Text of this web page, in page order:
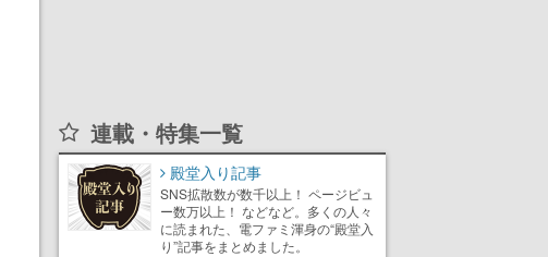
連載・特集一覧
殿堂入り記事
SNS拡散数が数千以上！ ページビュ
ー数万以上！ などなど。多くの人々
に読まれた、電ファミ渾身の“殿堂入
り”記事をまとめました。